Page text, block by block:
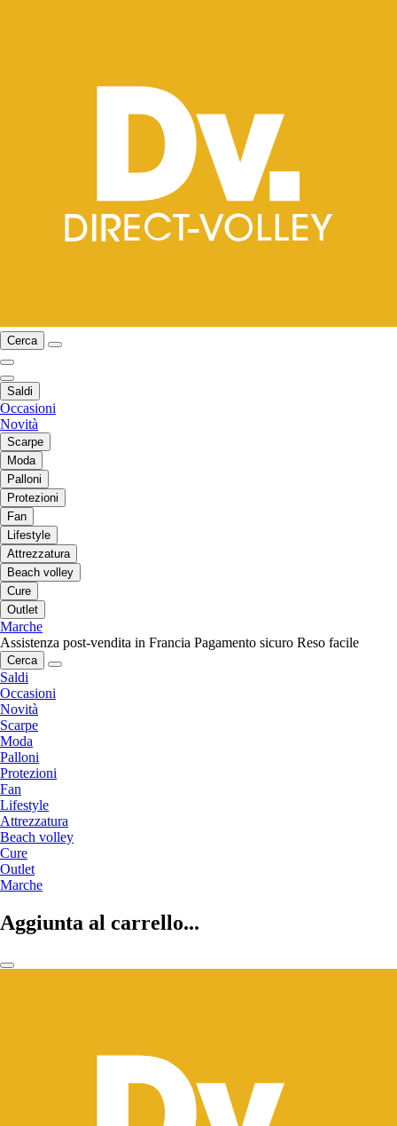
Cerca
Saldi
Occasioni
Novità
Scarpe
Moda
Palloni
Protezioni
Fan
Lifestyle
Attrezzatura
Beach volley
Cure
Outlet
Marche
Assistenza post-vendita in Francia Pagamento sicuro Reso facile
Cerca
Saldi
Occasioni
Novità
Scarpe
Moda
Palloni
Protezioni
Fan
Lifestyle
Attrezzatura
Beach volley
Cure
Outlet
Marche
Aggiunta al carrello...